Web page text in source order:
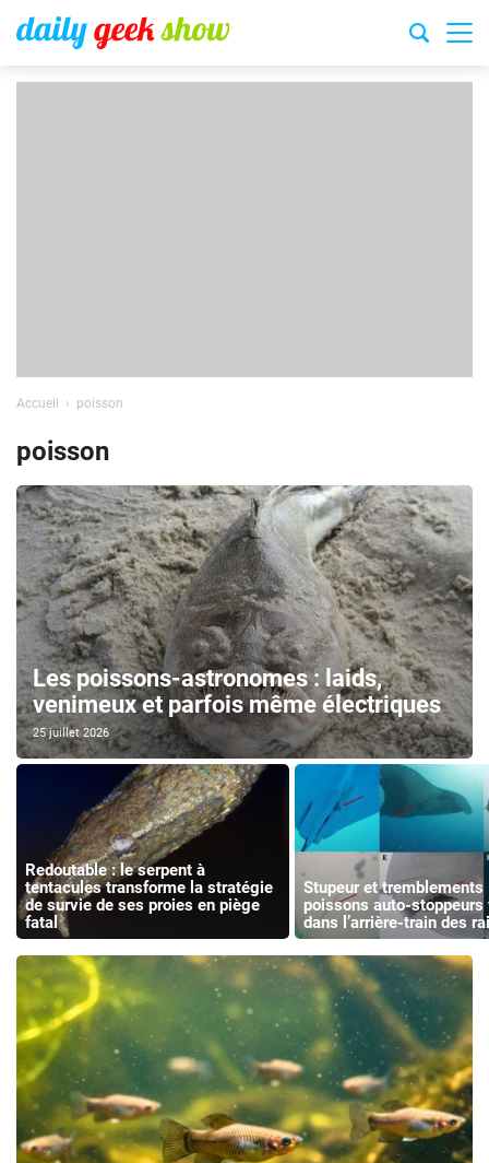
Accueil poisson
poisson
Les poissons-astronomes : laids,
venimeux et parfois même électriques
25 juillet 2026
Redoutable : le serpent à
tentacules transforme la stratégie
de survie de ses proies en piège
fatal
Stupeur et tremblements
poissons auto-stoppeurs
dans l’arrière-train des